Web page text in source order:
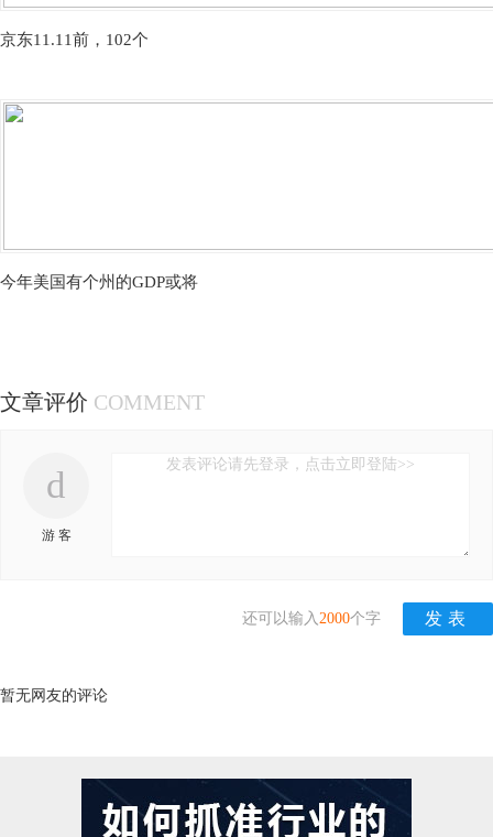
京东11.11前，102个
今年美国有个州的GDP或将
文章评价 COMMENT
d
游 客
发表评论请先登录，点击立即登陆>>
还可以输入 2000个字
暂无网友的评论